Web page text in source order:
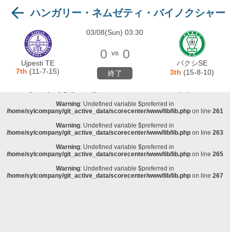
Warning: Undefined variable $preferred in
/home/sylcompany/git_active_data/scorecenter/www/lib/lib.php on line
Deprecated: stristr(): Passing null to parameter #1 ($haystack) of type string is
deprecated in /home/sylcompany/git_active_data/scorecenter/www/lib/lib.php
/home/sylcompany/git_active_data/scorecenter/www/lib/lib.php on line
Warning: Undefined variable $preferred in
/home/sylcompany/git_active_data/scorecenter/www/lib/lib.php on line 261
Warning: Undefined variable $preferred in
/home/sylcompany/git_active_data/scorecenter/www/lib/lib.php on line 263
Warning: Undefined variable $preferred in
/home/sylcompany/git_active_data/scorecenter/www/lib/lib.php on line 265
Warning: Undefined variable $preferred in
/home/sylcompany/git_active_data/scorecenter/www/lib/lib.php on line 267
ハンガリー・ネムゼティ・バイノクシャー
グI
Ujpesti TE
7th (11-7-15)
03/08(Sun) 03:30
0 vs 0
終了
パクシSE
3th (15-8-10)